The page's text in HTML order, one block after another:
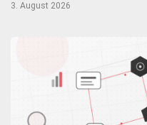
3. August 2026